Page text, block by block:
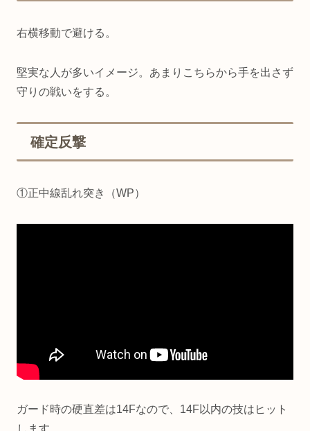
右横移動で避ける。
堅実な人が多いイメージ。あまりこちらから手を出さず
守りの戦いをする。
確定反撃
①正中線乱れ突き（WP）
ガード時の硬直差は14Fなので、14F以内の技はヒット
します。